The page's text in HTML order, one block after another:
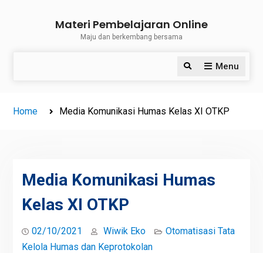
Materi Pembelajaran Online
Maju dan berkembang bersama
Menu
Search
Home Media Komunikasi Humas Kelas XI OTKP
Media Komunikasi Humas
Kelas XI OTKP
02/10/2021 Wiwik Eko
Otomatisasi Tata
Kelola Humas dan Keprotokolan